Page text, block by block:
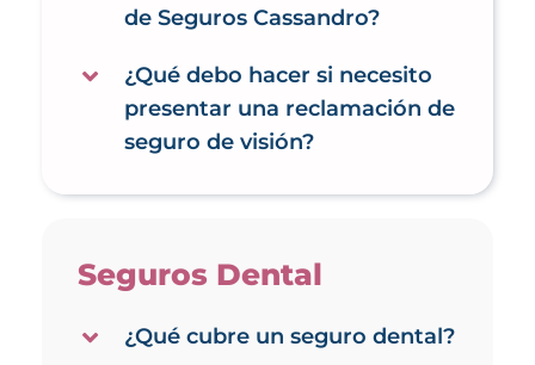
de Seguros Cassandro?
¿Qué debo hacer si necesito
presentar una reclamación de
seguro de visión?
Seguros Dental
¿Qué cubre un seguro dental?